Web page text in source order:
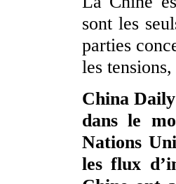
sont les
parties
les
China
dans le
Nations
les flux